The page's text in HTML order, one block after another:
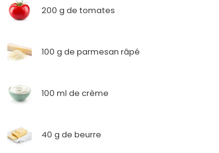
200 g de tomates
100 g de parmesan râpé
100 ml de crème
40 g de beurre